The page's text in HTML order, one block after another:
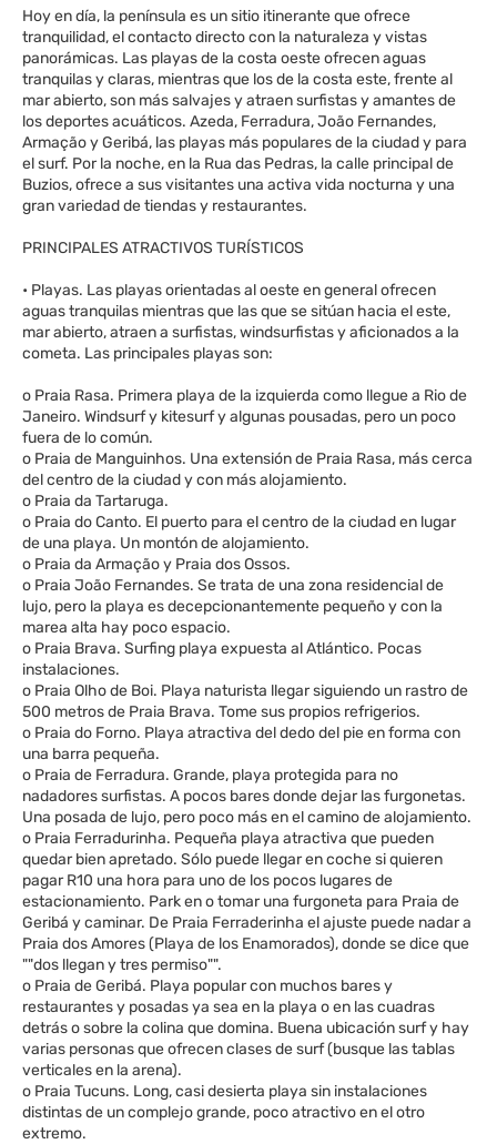
Hoy en día, la península es un sitio itinerante que ofrece
tranquilidad, el contacto directo con la naturaleza y vistas
panorámicas. Las playas de la costa oeste ofrecen aguas
tranquilas y claras, mientras que los de la costa este, frente al
mar abierto, son más salvajes y atraen surfistas y amantes de
los deportes acuáticos. Azeda, Ferradura, João Fernandes,
Armação y Geribá, las playas más populares de la ciudad y para
el surf. Por la noche, en la Rua das Pedras, la calle principal de
Buzios, ofrece a sus visitantes una activa vida nocturna y una
gran variedad de tiendas y restaurantes.
PRINCIPALES ATRACTIVOS TURÍSTICOS
• Playas. Las playas orientadas al oeste en general ofrecen
aguas tranquilas mientras que las que se sitúan hacia el este,
mar abierto, atraen a surfistas, windsurfistas y aficionados a la
cometa. Las principales playas son:
o Praia Rasa. Primera playa de la izquierda como llegue a Rio de
Janeiro. Windsurf y kitesurf y algunas pousadas, pero un poco
fuera de lo común.
o Praia de Manguinhos. Una extensión de Praia Rasa, más cerca
del centro de la ciudad y con más alojamiento.
o Praia da Tartaruga.
o Praia do Canto. El puerto para el centro de la ciudad en lugar
de una playa. Un montón de alojamiento.
o Praia da Armação y Praia dos Ossos.
o Praia João Fernandes. Se trata de una zona residencial de
lujo, pero la playa es decepcionantemente pequeño y con la
marea alta hay poco espacio.
o Praia Brava. Surfing playa expuesta al Atlántico. Pocas
instalaciones.
o Praia Olho de Boi. Playa naturista llegar siguiendo un rastro de
500 metros de Praia Brava. Tome sus propios refrigerios.
o Praia do Forno. Playa atractiva del dedo del pie en forma con
una barra pequeña.
o Praia de Ferradura. Grande, playa protegida para no
nadadores surfistas. A pocos bares donde dejar las furgonetas.
Una posada de lujo, pero poco más en el camino de alojamiento.
o Praia Ferradurinha. Pequeña playa atractiva que pueden
quedar bien apretado. Sólo puede llegar en coche si quieren
pagar R10 una hora para uno de los pocos lugares de
estacionamiento. Park en o tomar una furgoneta para Praia de
Geribá y caminar. De Praia Ferraderinha el ajuste puede nadar a
Praia dos Amores (Playa de los Enamorados), donde se dice que
""dos llegan y tres permiso"".
o Praia de Geribá. Playa popular con muchos bares y
restaurantes y posadas ya sea en la playa o en las cuadras
detrás o sobre la colina que domina. Buena ubicación surf y hay
varias personas que ofrecen clases de surf (busque las tablas
verticales en la arena).
o Praia Tucuns. Long, casi desierta playa sin instalaciones
distintas de un complejo grande, poco atractivo en el otro
extremo.